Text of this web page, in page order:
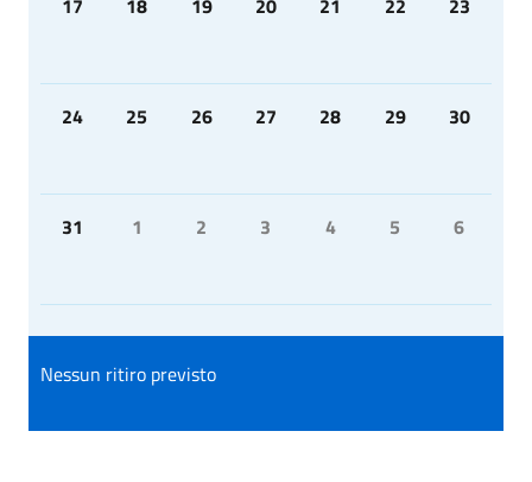
24 25 26 27 28 29 30
31 1 2 3 4 5 6
Nessun ritiro previsto